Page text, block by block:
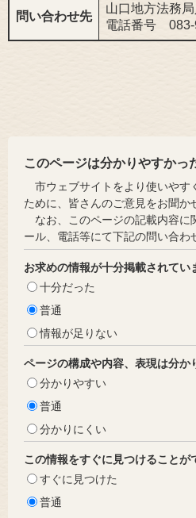
問い合わせ先
山口地方法務
電話番号
このページは分かりやすかっ
市ウェブサイトをより使いやす
ために、皆さんのご意見をお聞か
なお、このページの記載内容に
ール、電話等にて下記の問い合わ
お求めの情報が十分掲載されてい
十分だった
普通
情報が足りない
ページの構成や内容、表現は分か
分かりやすい
普通
分かりにくい
この情報をすぐに見つけることが
すぐに見つけた
普通